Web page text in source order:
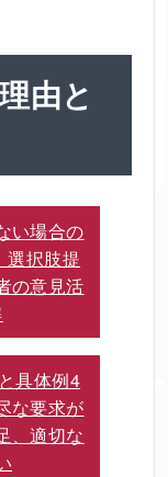
由と
い場合の
選択肢提
の意見活
具体例4
な要求が
、適切な